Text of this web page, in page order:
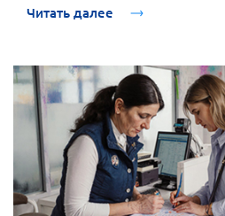
Читать далее